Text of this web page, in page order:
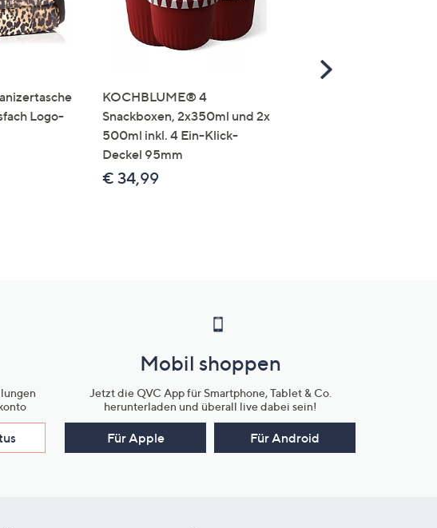
Logo-
KOCHBLUME® 4
Snackboxen, 2x350ml und 2x
500ml inkl. 4 Ein-Klick-
Deckel 95mm
€ 34,99
Scroll
Mobil shoppen
Jetzt die QVC App für Smartphone, Tablet & Co.
herunterladen und überall live dabei sein!
Für Apple Für Android